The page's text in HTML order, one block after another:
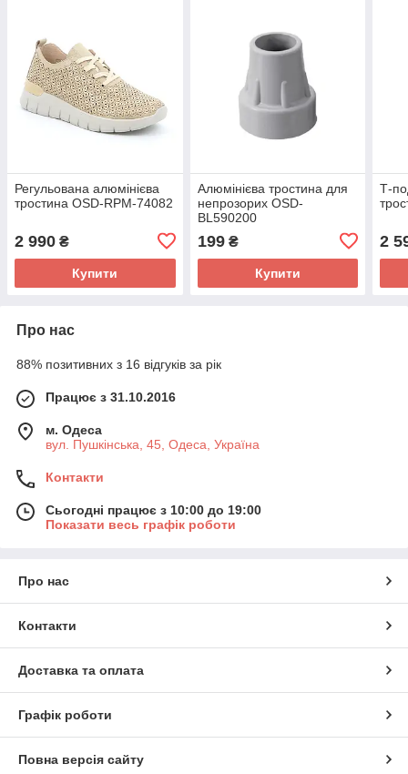
Регульована алюмінієва
тростина OSD-RPM-74082
2 990 ₴
Купити
Алюмінієва тростина для
непрозорих OSD-
BL590200
199₴
Купити
Т-
2
Про нас
88% позитивних з 16 відгуків за рік
Працює з 31.10.2016
м. Одеса
вул. Пушкінська, 45, Одеса, Україна
Контакти
Сьогодні працює з 10:00 до 19:00
Показати весь графік роботи
Про нас
Контакти
Доставка та оплата
Графік роботи
Повна версія сайту